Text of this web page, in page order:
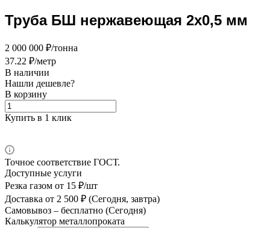
Труба БШ нержавеющая 2х0,5 мм
2 000 000 ₽/тонна
37.22 ₽/метр
В наличии
Нашли дешевле?
В корзину
Купить в 1 клик
Точное соответствие ГОСТ.
Доступные услуги
Резка газом от 15 ₽/шт
Доставка от 2 500 ₽ (Сегодня, завтра)
Самовывоз – бесплатно (Сегодня)
Калькулятор металлопроката